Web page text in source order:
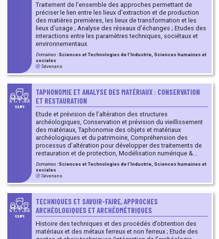
Traitement de l’ensemble des approches permettant de
préciser le lien entre les lieux d’extraction et de production
des matières premières, les lieux de transformation et les
lieux d’usage ; Analyse des réseaux d’échanges ; Etudes des
interactions entre les paramètres techniques, sociétaux et
environnementaux.
Domaines :Sciences et Technologies de l'Industrie, Sciences humaines et
sociales
Sévenans
EQUIPE
TAPHONOMIE ET ANALYSE DES MATÉRIAUX : CONSERVATION
ET RESTAURATION
Etude et prévision de l’altération des structures
archéologiques, Conservation et prévision du vieillissement
des matériaux, Taphonomie des objets et matériaux
archéologiques et du patrimoine, Compréhension des
processus d’altération pour développer des traitements de
restauration et de protection, Modélisation numérique &
Optimisation de structures, Analyse structurale pour la
détection et la prédiction du comportement des matériaux,
Impression 3D de modèle.
Domaines :Sciences et Technologies de l'Industrie, Sciences humaines et
sociales
Sévenans
EQUIPE
TECHNIQUES ET SAVOIR-FAIRE, APPROCHES
ARCHÉOLOGIQUES ET ARCHÉOMÉTRIQUES
Histoire des techniques et des procédés d’obtention des
matériaux et des métaux ferreux et non ferreux ; Etude des